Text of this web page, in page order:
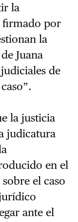
la
firmado por
la
Juana
de
la justicia
judicatura
en el
el caso
ante el